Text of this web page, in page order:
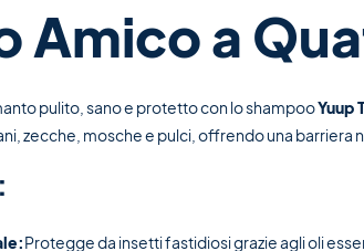
Amico a
pulito, sano e protetto con lo shampooYuup
zecche, mosche e pulci, offrendo una barriera
Protegge da insetti fastidiosi grazie agli oli